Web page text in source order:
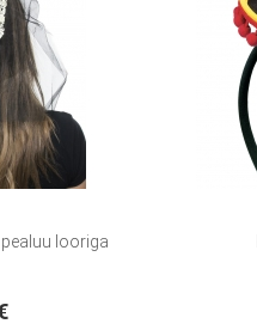
looriga